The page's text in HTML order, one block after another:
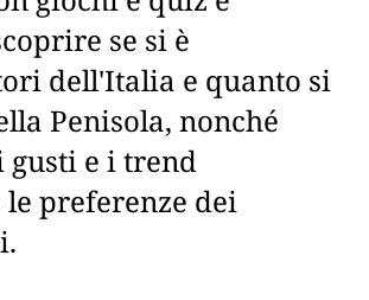
se si è
dell'Italia e quanto si
Penisola, nonché
e i trend
preferenze dei